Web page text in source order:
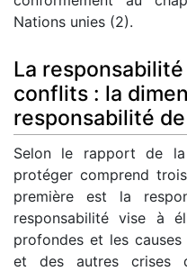
Nations unies (2).
La
conflits : la
responsabilité
Selon le rapport de la
protéger comprend
première est la
responsabilité vise à
profondes et les
et des autres crises